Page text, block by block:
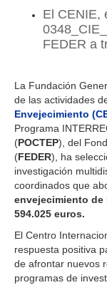
El CENIE,
FEDER a
La Fundación
de las actividades
Envejecimiento
Programa
(POCTEP), del
(FEDER), ha
investigación
coordinados que
envejecimiento de
594.025 euros.
El Centro
respuesta positiva
de afrontar nuevos
programas de